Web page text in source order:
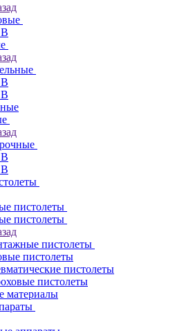
В
В
В
пистолеты
пистолеты
пистолеты
пистолеты
пистолеты
пистолеты
материалы